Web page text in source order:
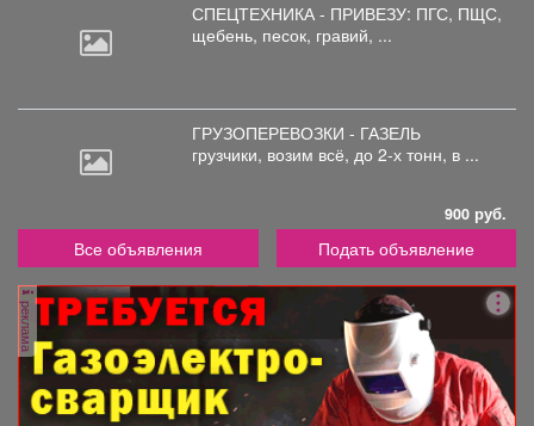
СПЕЦТЕХНИКА - ПРИВЕЗУ: ПГС, ПЩС,
щебень, песок, гравий, ...
ГРУЗОПЕРЕВОЗКИ - ГАЗЕЛЬ
грузчики, возим всё, до 2-х тонн, в ...
900 руб.
Все объявления Подать объявление
реклама